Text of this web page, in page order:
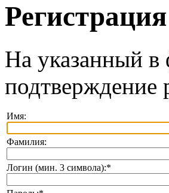
На указанный в
подтверждение
Имя:
Фамилия:
Логин (мин. 3 символа):*